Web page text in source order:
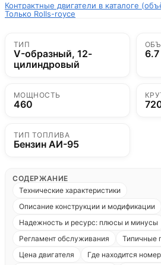
Контрактные двигатели в каталоге
Только Rolls-royce
ТИП
V-образный, 12-
цилиндровый
6.7
МОЩНОСТЬ
460
ТИП ТОПЛИВА
Бензин АИ-95
СОДЕРЖАНИЕ
Технические характеристики
Описание конструкции и модификации
Надежность и ресурс: плюсы и минусы
Регламент обслуживания
Типичные
Цена двигателя
Где находится